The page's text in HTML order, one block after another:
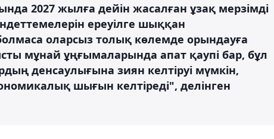
2027 жылға дейін жасалған ұзақ мерзімді
ереуілге шыққан
оларсыз толық көлемде орындауға
мұнай ұңғымаларында апат қаупі бар, бұл
денсаулығына зиян келтіруі мүмкін,
шығын келтіреді", делінген